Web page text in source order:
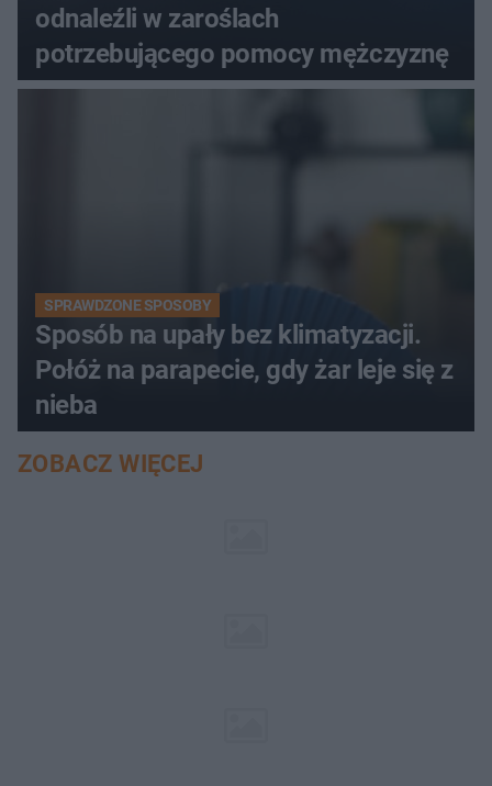
odnaleźli w zaroślach
potrzebującego pomocy mężczyznę
SPRAWDZONE SPOSOBY
Sposób na upały bez klimatyzacji.
Połóż na parapecie, gdy żar leje się z
nieba
ZOBACZ WIĘCEJ